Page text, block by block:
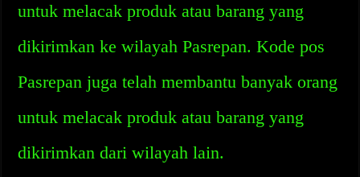
untuk melacak produk atau barang yang
dikirimkan ke wilayah Pasrepan. Kode pos
Pasrepan juga telah membantu banyak orang
untuk melacak produk atau barang yang
dikirimkan dari wilayah lain.